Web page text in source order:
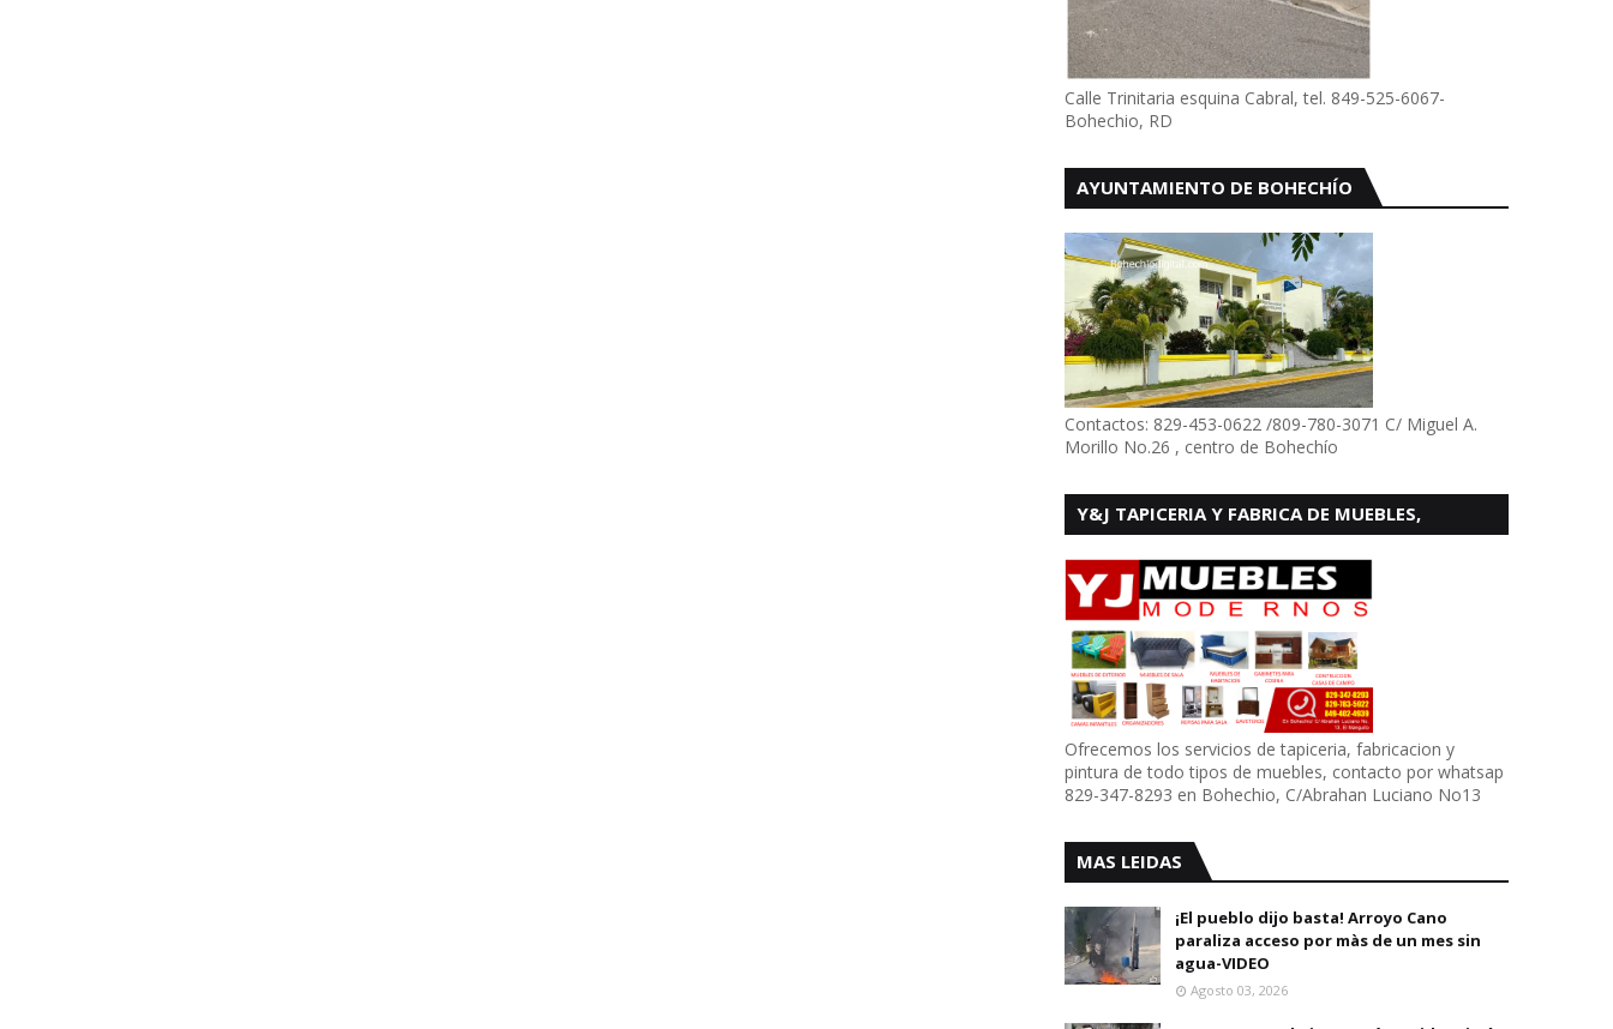
Calle Trinitaria esquina Cabral, tel. 849-525-6067-
Bohechio, RD
AYUNTAMIENTO DE BOHECHÍO
Contactos: 829-453-0622 /809-780-3071 C/ Miguel A.
Morillo No.26 , centro de Bohechío
Y&J TAPICERIA Y FABRICA DE MUEBLES,
Ofrecemos los servicios de tapiceria, fabricacion y
pintura de todo tipos de muebles, contacto por whatsap
829-347-8293 en Bohechio, C/Abrahan Luciano No13
MAS LEIDAS
¡El pueblo dijo basta! Arroyo Cano
paraliza acceso por màs de un mes sin
agua-VIDEO
Agosto 03, 2026